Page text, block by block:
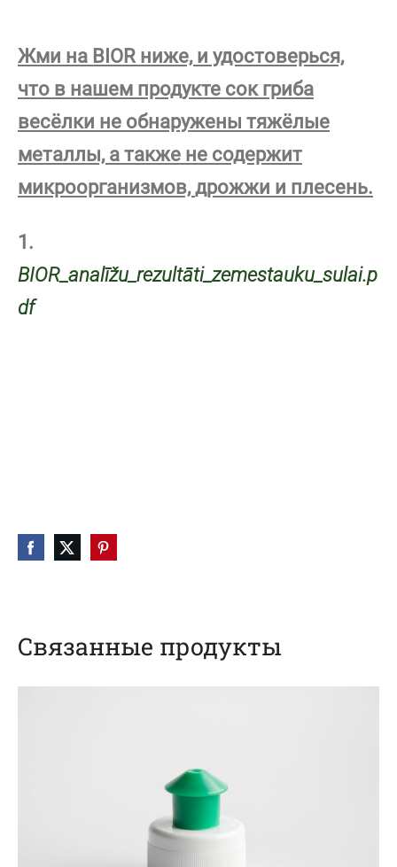
Жми на BIOR ниже, и удостоверься,
что в нашем продукте сок гриба
весёлки не обнаружены тяжёлые
металлы, а также не содержит
микроорганизмов,
1.
BIOR_analīžu_rezultāti_zemestauku_sulai.p
df
Связанные продукты